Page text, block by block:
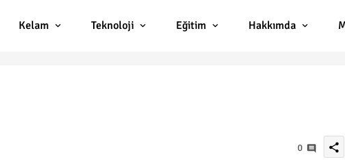
Kelam Teknoloji Eğitim Hakkımda
0 share